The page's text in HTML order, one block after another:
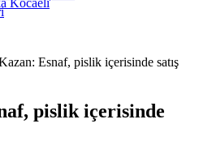
Esnaf, pislik içerisinde satış
pislik içerisinde